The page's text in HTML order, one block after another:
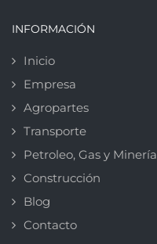
INFORMACIÓN
Inicio
Empresa
Agropartes
Transporte
Petroleo, Gas y Minería
Construcción
Blog
Contacto